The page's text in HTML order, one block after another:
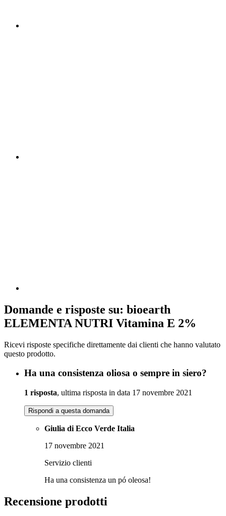
Domande e risposte su: bioearth
ELEMENTA NUTRI Vitamina E 2%
Ricevi risposte specifiche direttamente dai clienti che hanno valutato
questo prodotto.
Ha una consistenza oliosa o sempre in siero?
1 risposta, ultima risposta in data 17 novembre 2021
Rispondi a questa domanda
Giulia di Ecco Verde Italia
17 novembre 2021
Servizio clienti
Ha una consistenza un pó oleosa!
Recensione prodotti